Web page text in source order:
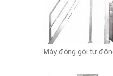
Máy đóng gói tự